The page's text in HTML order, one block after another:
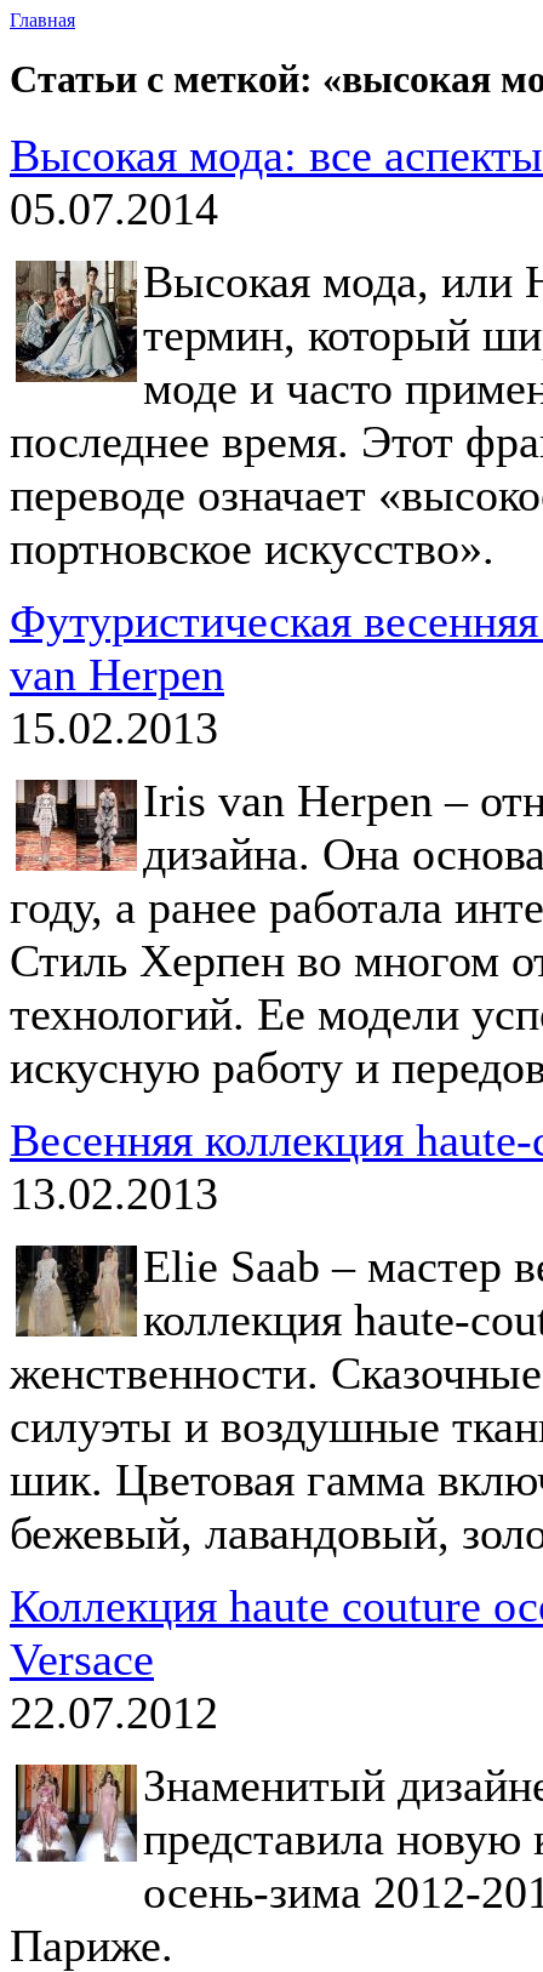
Главная
Статьи с меткой: «высокая
Высокая мода: все
05.07.2014
Высокая мода, или
термин, который
моде и часто
последнее время. Этот
переводе означает
портновское искусство».
Футуристическая
van Herpen
15.02.2013
Iris van Herpen –
дизайна. Она
году, а ранее работала
Стиль Херпен во многом
технологий. Ее модели
искусную работу и
Весенняя коллекция
13.02.2013
Elie Saab – мастер
коллекция haute-
женственности.
силуэты и воздушные
шик. Цветовая гамма
бежевый, лавандовый,
Коллекция haute couture
Versace
22.07.2012
Знаменитый
представила
осень-зима 2012-
Париже.